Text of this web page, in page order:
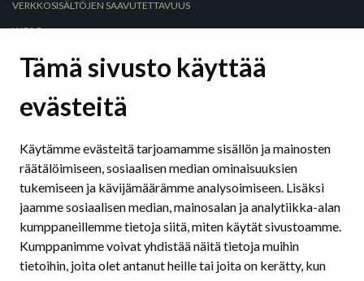
Tämä sivusto käyttää
evästeitä
Käytämme evästeitä tarjoamamme sisällön ja mainosten
räätälöimiseen, sosiaalisen median ominaisuuksien
tukemiseen ja kävijämäärämme analysoimiseen. Lisäksi
jaamme sosiaalisen median, mainosalan ja analytiikka-alan
kumppaneillemme tietoja siitä, miten käytät sivustoamme.
Kumppanimme voivat yhdistää näitä tietoja muihin
tietoihin, joita olet antanut heille tai joita on kerätty, kun
VERKKOSISÄLTÖJEN SAAVUTETTAVUUS
WCAG
Selkeät rakenteet
Hyödyllisiä sivustoja ja työkaluja
Saavutettavuus sosiaalisessa mediassa
SAAVUTETTAVAT ASIAKIRJAT
Tekstinkäsittelyohjelmat
Esitysohjelmat
Pdf